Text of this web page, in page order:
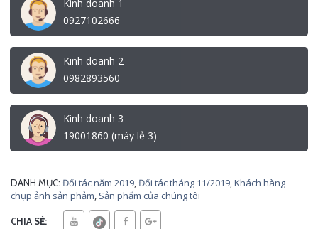
Kinh doanh 1
0927102666
Kinh doanh 2
0982893560
Kinh doanh 3
19001860 (máy lẻ 3)
DANH MỤC: Đối tác năm 2019,Đối tác tháng 11/2019,Khách hàng
chụp ảnh sản phảm, Sản phẩm của chúng tôi
CHIA SẺ: